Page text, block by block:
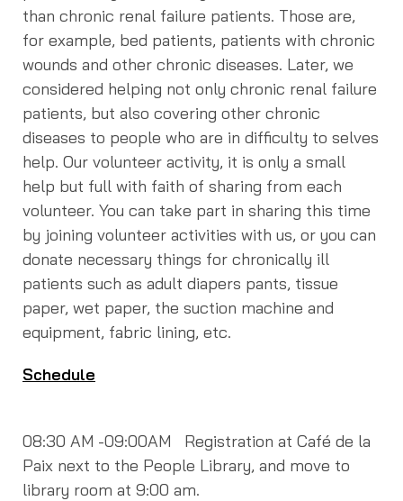
than chronic renal failure patients. Those are,
for example, bed patients, patients with chronic
wounds and other chronic diseases. Later, we
considered helping not only chronic renal failure
patients, but also covering other chronic
diseases to people who are in difficulty to selves
help. Our volunteer activity, it is only a small
help but full with faith of sharing from each
volunteer. You can take part in sharing this time
by joining volunteer activities with us, or you can
donate necessary things for chronically ill
patients such as adult diapers pants, tissue
paper, wet paper, the suction machine and
equipment, fabric lining, etc.
Schedule
08:30 AM -09:00AM Registration at Café de la
Paix next to the People Library, and move to
library room at 9:00 am.